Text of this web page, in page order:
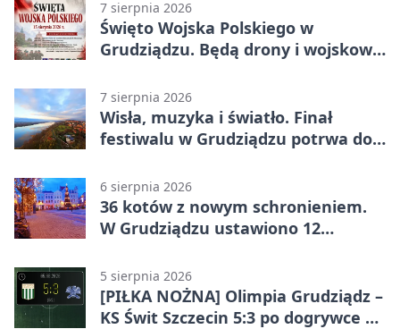
7 sierpnia 2026
Święto Wojska Polskiego w
Grudziądzu. Będą drony i wojskowa
7 sierpnia 2026
Wisła, muzyka i światło. Finał
festiwalu w Grudziądzu potrwa do
6 sierpnia 2026
36 kotów z nowym schronieniem.
W Grudziądzu ustawiono 12
5 sierpnia 2026
[PIŁKA NOŻNA] Olimpia Grudziądz –
KS Świt Szczecin 5:3 po dogrywce w